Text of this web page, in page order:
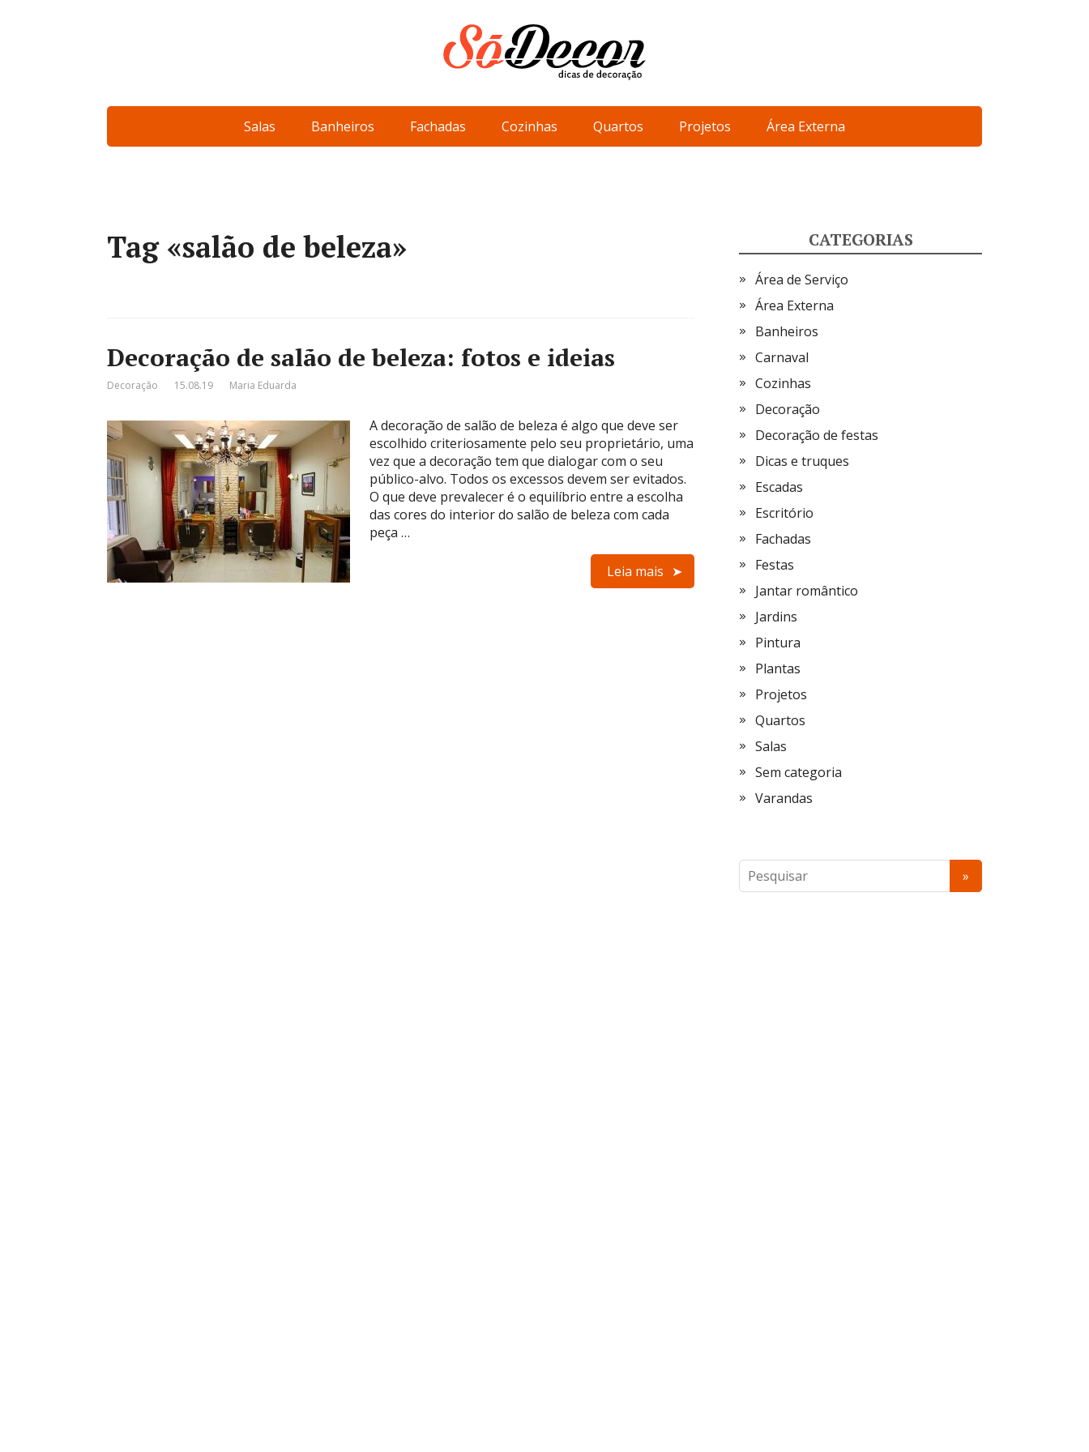
Salas Banheiros Fachadas Cozinhas Quartos Projetos Área Externa
Tag «salão de beleza»
Decoração de salão de beleza: fotos e ideias
Decoração 15.08.19 Maria Eduarda
A decoração de salão de beleza é algo que deve ser
escolhido criteriosamente pelo seu proprietário, uma
vez que a decoração tem que dialogar com o seu
público-alvo. Todos os excessos devem ser evitados.
O que deve prevalecer é o equilíbrio entre a escolha
das cores do interior do salão de beleza com cada
peça …
Leia mais
CATEGORIAS
Área de Serviço
Área Externa
Banheiros
Carnaval
Cozinhas
Decoração
Decoração de festas
Dicas e truques
Escadas
Escritório
Fachadas
Festas
Jantar romântico
Jardins
Pintura
Plantas
Projetos
Quartos
Salas
Sem categoria
Varandas